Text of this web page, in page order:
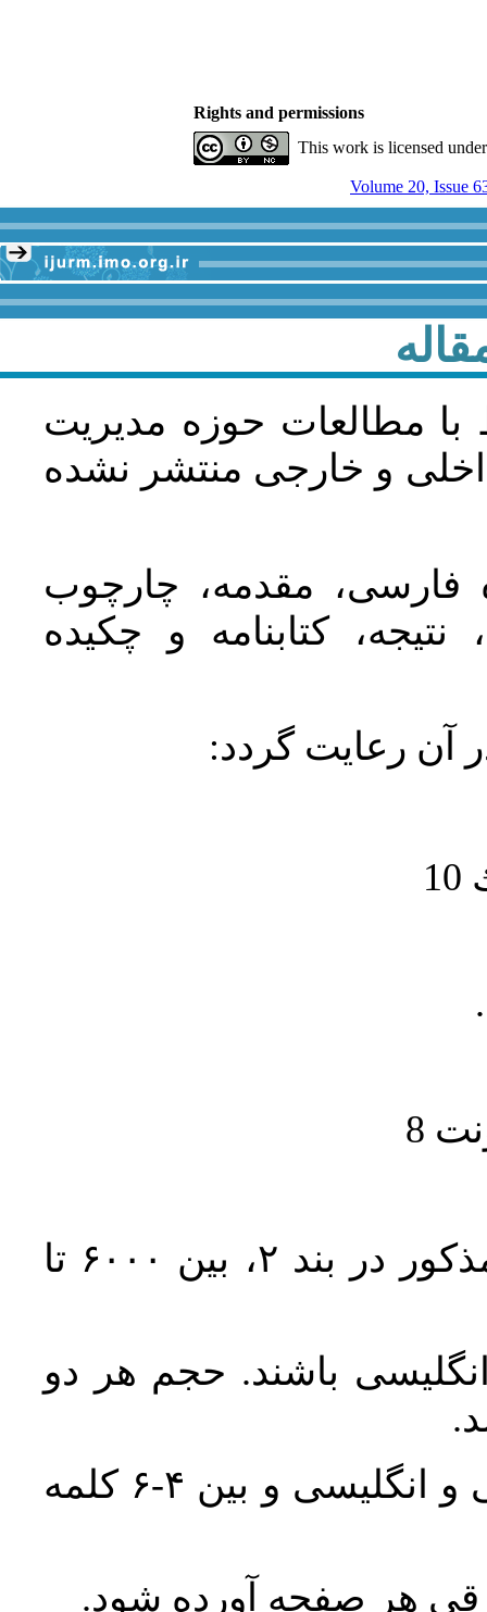
Rights and permissions
This work is licensed
Volume 20, Issue
با مطالعات حوزه مديريت
و خارجی منتشر نشده
فارسی، مقدمه، چارچوب
کتابنامه و چکیده
آن رعايت گردد:
حجم کل مقاله با احتساب تمام بخش‌های مذکور در بند ۲، بین ۶۰۰۰ تا
باشند. حجم هر دو
واژگان کلیدی بلافاصله پس از چکیده فارسی و انگلیسی و بین ۴-۶ کلمه
هر صفحه آورده شود.